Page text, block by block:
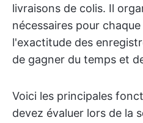
livraisons de colis. Il
nécessaires pour
l'exactitude des
de gagner du temps et
Voici les principales
devez évaluer lors de la